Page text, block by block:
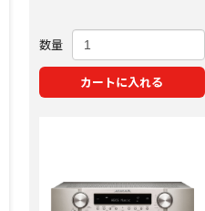
数量
カートに入れる